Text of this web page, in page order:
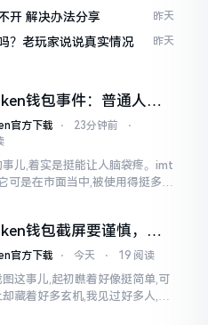
开 解决办法分享 昨天
？老玩家说说真实情况 昨天
钱包事件：普通人该
官方下载 ⋅ 23分钟前
⋅
事儿,着实是挺能让人脑袋疼。imt
可是在市面当中,被使用得挺多的
钱包截屏要谨慎，别
当儿戏
官方下载 ⋅ 今天 ⋅ 19 阅读
图这事儿,起初瞧着好像挺简单,可
藏着好多玄机,我见过好多人,总